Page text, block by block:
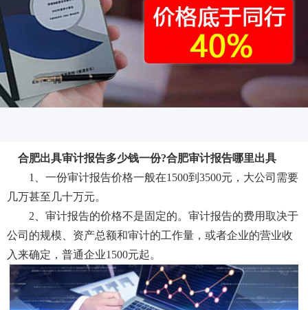
合肥出具审计报告多少钱一份?合肥审计报告哪里出具
1、一份审计报告价格一般在1500到3500元，大公司需要
几万甚至几十万元。
2、审计报告的价格不是固定的。审计报告的费用取决于
公司的规模、资产总额和审计的工作量，或者企业的营业收
入来确定，普通企业1500元起。